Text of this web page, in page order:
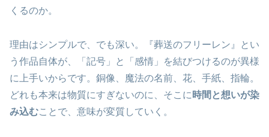
くるのか。
理由はシンプルで、でも深い。『葬送のフリーレン』とい
う作品自体が、「記号」と「感情」を結びつけるのが異様
に上手いからです。銅像、魔法の名前、花、手紙、指輪。
どれも本来は物質にすぎないのに、そこに 時間と想いが染
み込むことで、意味が変質していく。